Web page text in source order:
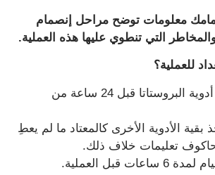
معلومات توضح مراحل إنصمام
التي تنطوي عليها هذه العملية.
للعملية؟
يجب إيقاف أدوية البروستاتا قبل 24 ساعة من
الأدوية الأخرى كالمعتاد ما لم يعطِ
تعليمات خلاف ذلك.
قبل العملية.